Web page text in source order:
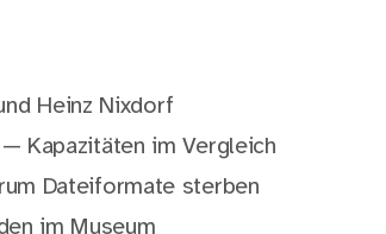
Heinz Nixdorf
Kapazitäten im Vergleich
Dateiformate sterben
im Museum